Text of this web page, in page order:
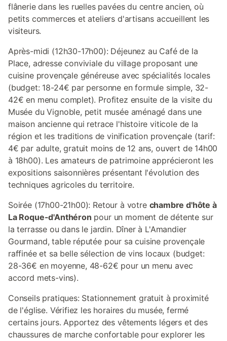
flânerie dans les ruelles pavées du centre ancien, où
petits commerces et ateliers d'artisans accueillent les
visiteurs.
Après-midi (12h30-17h00): Déjeunez au Café de la
Place, adresse conviviale du village proposant une
cuisine provençale généreuse avec spécialités locales
(budget: 18-24€ par personne en formule simple, 32-
42€ en menu complet). Profitez ensuite de la visite du
Musée du Vignoble, petit musée aménagé dans une
maison ancienne qui retrace l'histoire viticole de la
région et les traditions de vinification provençale (tarif:
4€ par adulte, gratuit moins de 12 ans, ouvert de 14h00
à 18h00). Les amateurs de patrimoine apprécieront les
expositions saisonnières présentant l'évolution des
techniques agricoles du territoire.
Soirée (17h00-21h00): Retour à votre chambre d'hôte à
La Roque-d'Anthéron pour un moment de détente sur
la terrasse ou dans le jardin. Dîner à L'Amandier
Gourmand, table réputée pour sa cuisine provençale
raffinée et sa belle sélection de vins locaux (budget:
28-36€ en moyenne, 48-62€ pour un menu avec
accord mets-vins).
Conseils pratiques: Stationnement gratuit à proximité
de l'église. Vérifiez les horaires du musée, fermé
certains jours. Apportez des vêtements légers et des
chaussures de marche confortable pour explorer les